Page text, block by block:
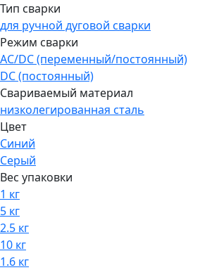
Тип сварки
для ручной дуговой сварки
Режим сварки
AC/DC (переменный/постоянный)
DC (постоянный)
Свариваемый материал
низколегированная сталь
Цвет
Синий
Серый
Вес упаковки
1 кг
5 кг
2.5 кг
10 кг
1.6 кг